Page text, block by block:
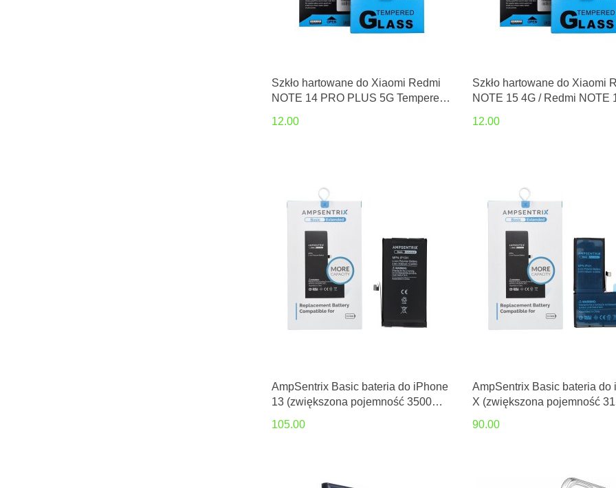
Szkło hartowane do Xiaomi Redmi
NOTE 14 PRO PLUS 5G Tempered
12.00
Szkło hartowane do Xiaomi
NOTE 15 4G / Redmi NOTE
12.00
AmpSentrix Basic bateria do iPhone
13 (zwiększona pojemność 3500
105.00
AmpSentrix Basic bateria do
X (zwiększona pojemność
90.00